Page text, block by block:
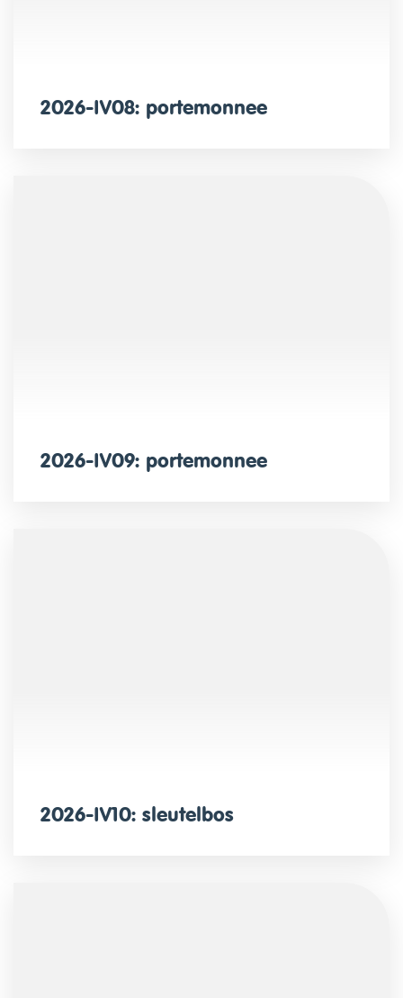
2026-IV08: portemonnee
2026-IV09: portemonnee
2026-IV10: sleutelbos